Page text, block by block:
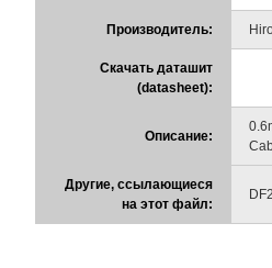
Производитель:
Скачать даташит
(datasheet):
Описание:
Другие, ссылающиеся
на этот файл: